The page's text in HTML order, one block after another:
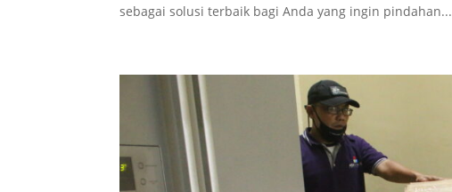
sebagai solusi terbaik bagi Anda yang ingin pindahan...